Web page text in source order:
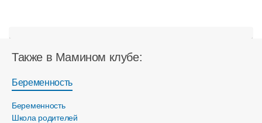
Также в Мамином клубе:
Беременность
Беременность
Школа родителей